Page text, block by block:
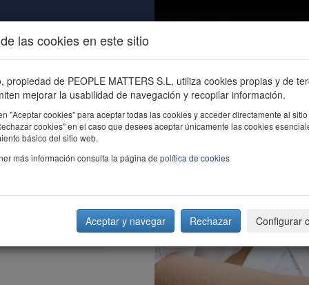
ÚNETE CONTACTO
las cookies en este sitio
propiedad de PEOPLE MATTERS S.L, utiliza cookies propias y de
mejorar la usabilidad de navegación y recopilar información.
"Aceptar cookies" para aceptar todas las cookies y acceder directamente al
cookies" en el caso que desees aceptar únicamente las cookies
básico del sitio web.
más información consulta la página de política de cookies
Aceptar y navegar Rechazar Configurar